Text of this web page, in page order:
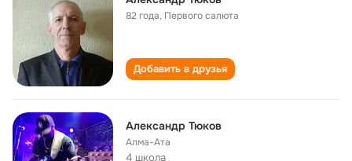
82 года, Первого салюта
Добавить в друзья
Александр Тюков
Алма-Ата
4 школа